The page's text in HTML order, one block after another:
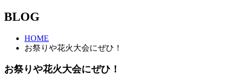
BLOG
HOME
お祭りや花火大会にぜひ！
お祭りや花火大会にぜひ！